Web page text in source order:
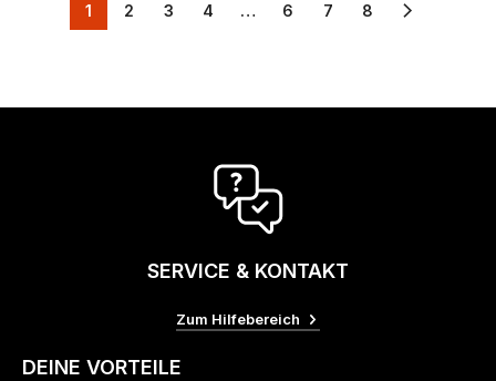
1 2 3 4 … 6 7 8
SERVICE & KONTAKT
Zum Hilfebereich
DEINE VORTEILE